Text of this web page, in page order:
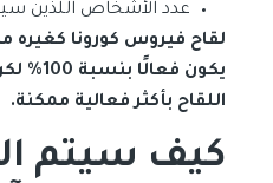
عدد الأشخاص اللذين
لقاح فيروس كورونا كغيره
يكون
اللقاح بأكثر فعالية ممكنة.
كيف سيتم